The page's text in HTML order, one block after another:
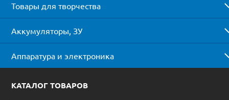
Товары для творчества
Аккумуляторы, ЗУ
Аппаратура и электроника
КАТАЛОГ ТОВАРОВ